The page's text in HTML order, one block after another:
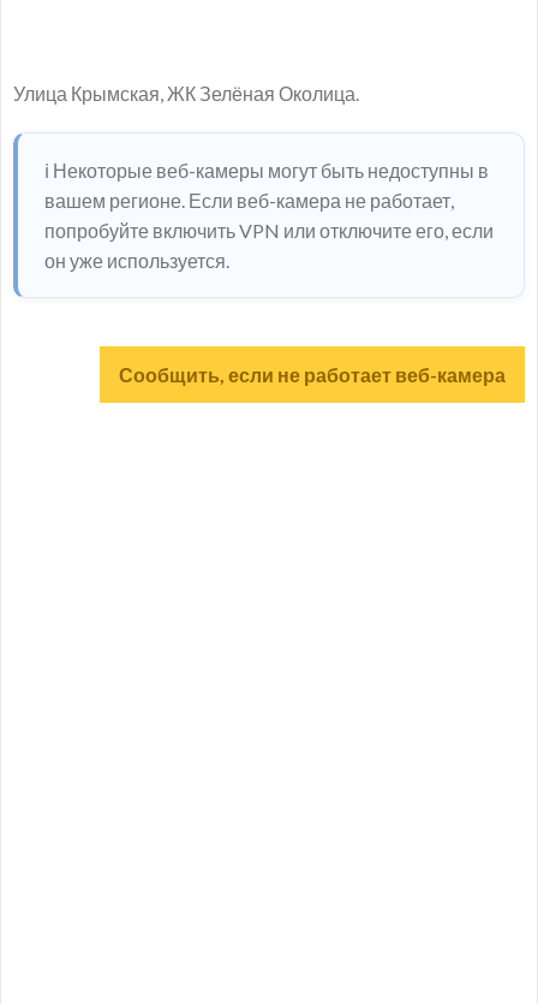
Улица Крымская, ЖК Зелёная Околица.
ℹ️ Некоторые веб-камеры могут быть недоступны в
вашем регионе. Если веб-камера не работает,
попробуйте включить VPN или отключите его, если
он уже используется.
Сообщить, если не работает веб-камера